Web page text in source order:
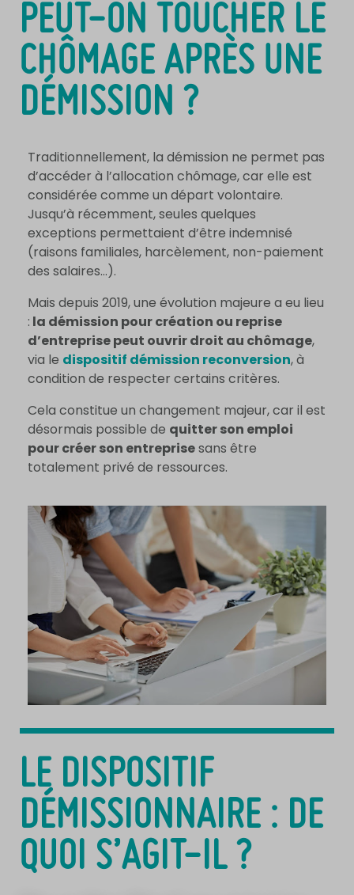
PEUT-ON TOUCHER LE
CHÔMAGE APRÈS UNE
DÉMISSION ?
Traditionnellement, la démission ne permet pas
d’accéder à l’allocation chômage, car elle est
considérée comme un départ volontaire.
Jusqu’à récemment, seules quelques
exceptions permettaient d’être indemnisé
(raisons familiales, harcèlement, non-paiement
des salaires…).
Mais depuis 2019, une évolution majeure a eu lieu
: la démission pour création ou reprise
d’entreprise peut ouvrir droit au chômage,
via le dispositif démission reconversion, à
condition de respecter certains critères.
Cela constitue un changement majeur, car il est
désormais possible de quitter son emploi
pour créer son entreprisesans être
totalement privé de ressources.
LE DISPOSITIF
DÉMISSIONNAIRE : DE
QUOI S’AGIT-IL ?